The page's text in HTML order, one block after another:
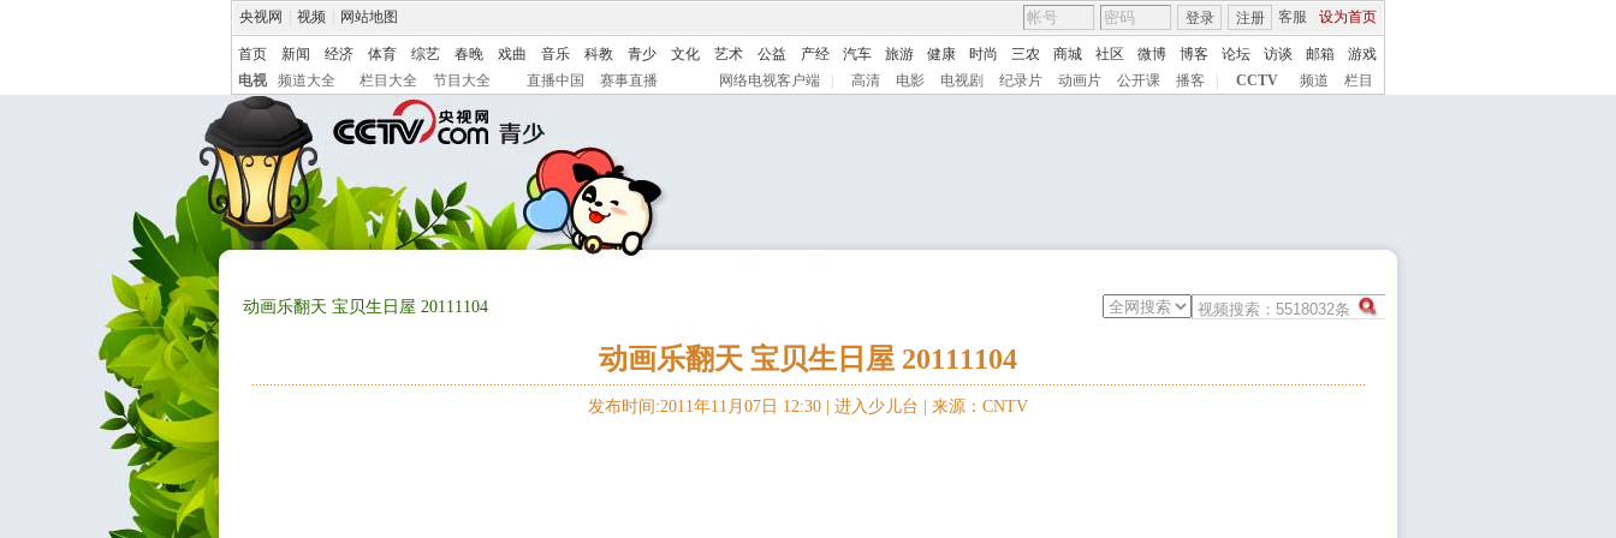
央视网 视频 网站地图 客服 设为首页
登录 注册
首页 新闻 经济 体育 综艺 春晚 戏曲 音乐 科教 青少 文化 艺术 公益 产经 汽车 旅游 健康 时尚 三农 商城 社区 微博 博客 论坛 访谈 邮箱
游戏
电视
频道大全 栏目大全 节目大全 直播中国 赛事直播 网络电视客户端 高清 电影 电视剧 纪录片 动画片 公开课 播客 CCTV 频道 栏目
动画乐翻天 宝贝生日屋 20111104
动画乐翻天 宝贝生日屋 20111104
发布时间:2011年11月07日 12:30 | 进入少儿台 来源：CNTV